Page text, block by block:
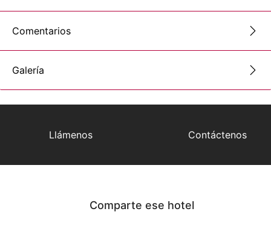
Comentarios
Galería
Llámenos Contáctenos
Comparte ese hotel